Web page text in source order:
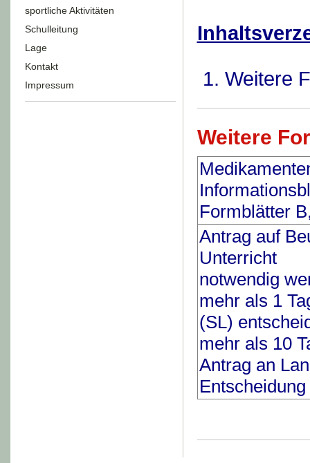
sportliche Aktivitäten
Schulleitung
Lage
Kontakt
Impressum
1. Weitere
Weitere
Formblätter
Antrag auf
Unterricht
notwendig
mehr als 1
(SL)
mehr als 10
Antrag an